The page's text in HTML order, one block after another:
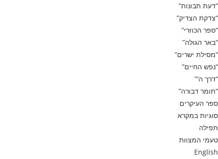
“דעת תבונות”
“צדקת הצדיק”
“ספר הכוזרי”
“באר הגולה”
“מסילת ישרים”
“נפש החיים”
“דרך ה'”
“תומר דבורה”
ספר העיקרים
סוגיות במקרא
תפילה
טעמי המצוות
English